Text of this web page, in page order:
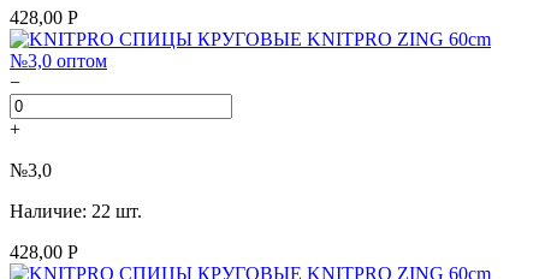
428,00 Р
−
+
№3,0
Наличие: 22 шт.
428,00 Р